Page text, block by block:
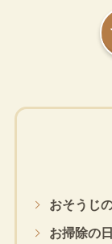
おそうじ
お掃除の日